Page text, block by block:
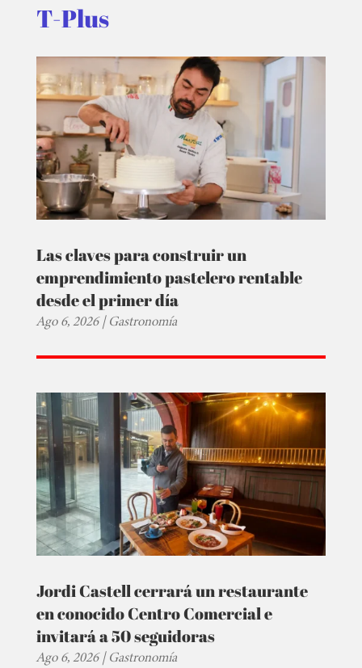
T-Plus
Las claves para construir un
emprendimiento pastelero rentable
desde el primer día
Ago 6, 2026|Gastronomía
Jordi Castell cerrará un restaurante
en conocido Centro Comercial e
invitará a 50 seguidoras
Ago 6, 2026|Gastronomía